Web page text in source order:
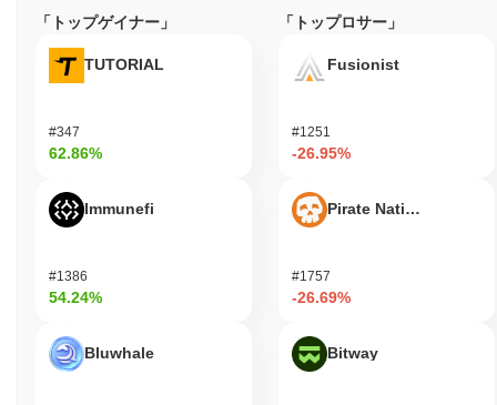
「トップゲイナー」
TUTORIAL
#347
62.86%
Immunefi
#1386
54.24%
Bluwhale
「トップロサー」
Fusionist
#1251
-26.95%
Pirate Nation Token
#1757
-26.69%
Bitway